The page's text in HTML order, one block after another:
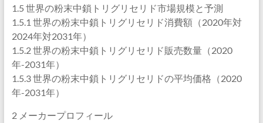
1.5 世界の粉末中鎖トリグリセリド市場規模と予測
1.5.1 世界の粉末中鎖トリグリセリド消費額（2020年対
2024年対2031年）
1.5.2 世界の粉末中鎖トリグリセリド販売数量（2020
年-2031年）
1.5.3 世界の粉末中鎖トリグリセリドの平均価格（2020
年-2031年）
2 メーカープロフィール